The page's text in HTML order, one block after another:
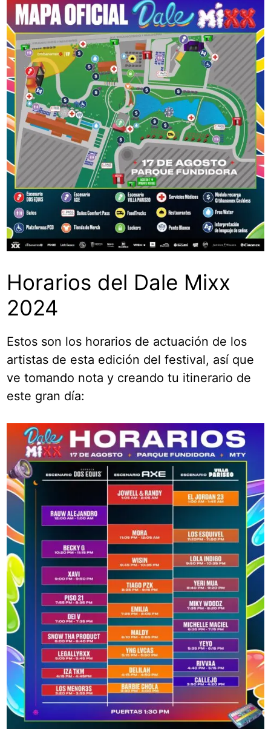
Horarios del Dale Mixx
2024
Estos son los horarios de actuación de los
artistas de esta edición del festival, así que
ve tomando nota y creando tu itinerario de
este gran día: